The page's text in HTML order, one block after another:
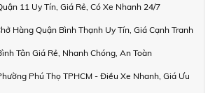
11 Uy Tín, Giá Rẻ, Có Xe Nhanh 24/7
Hàng Quận Bình Thạnh Uy Tín, Giá Cạnh Tranh
Tân Giá Rẻ, Nhanh Chóng, An Toàn
Phú Thọ TPHCM - Điều Xe Nhanh, Giá Ưu